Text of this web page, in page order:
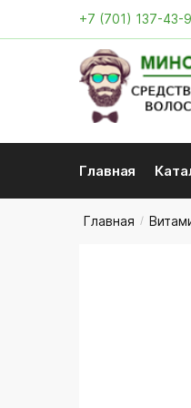
+7 (701) 137-43-
Главная
Главная /